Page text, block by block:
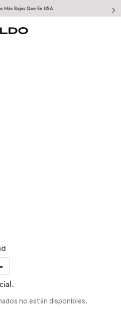
Más Bajos Que En USA
no están disponibles.